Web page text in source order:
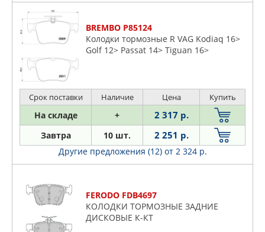
BREMBO P85124
Колодки тормозные R VAG Kodiaq 16>
Golf 12> Passat 14> Tiguan 16>
Срок поставки Наличие Цена Купить
На складе + 2 317 р.
Завтра 10 шт. 2 251 р.
Другие предложения (12) от 2 324 р.
FERODO FDB4697
КОЛОДКИ ТОРМОЗНЫЕ ЗАДНИЕ
ДИСКОВЫЕ К-КТ